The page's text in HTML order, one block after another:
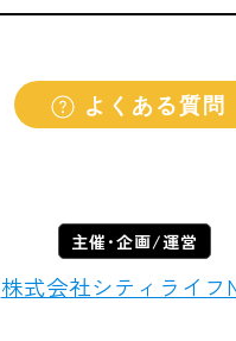
よくある質問
主催･企画/運営
株式会社シティライフ